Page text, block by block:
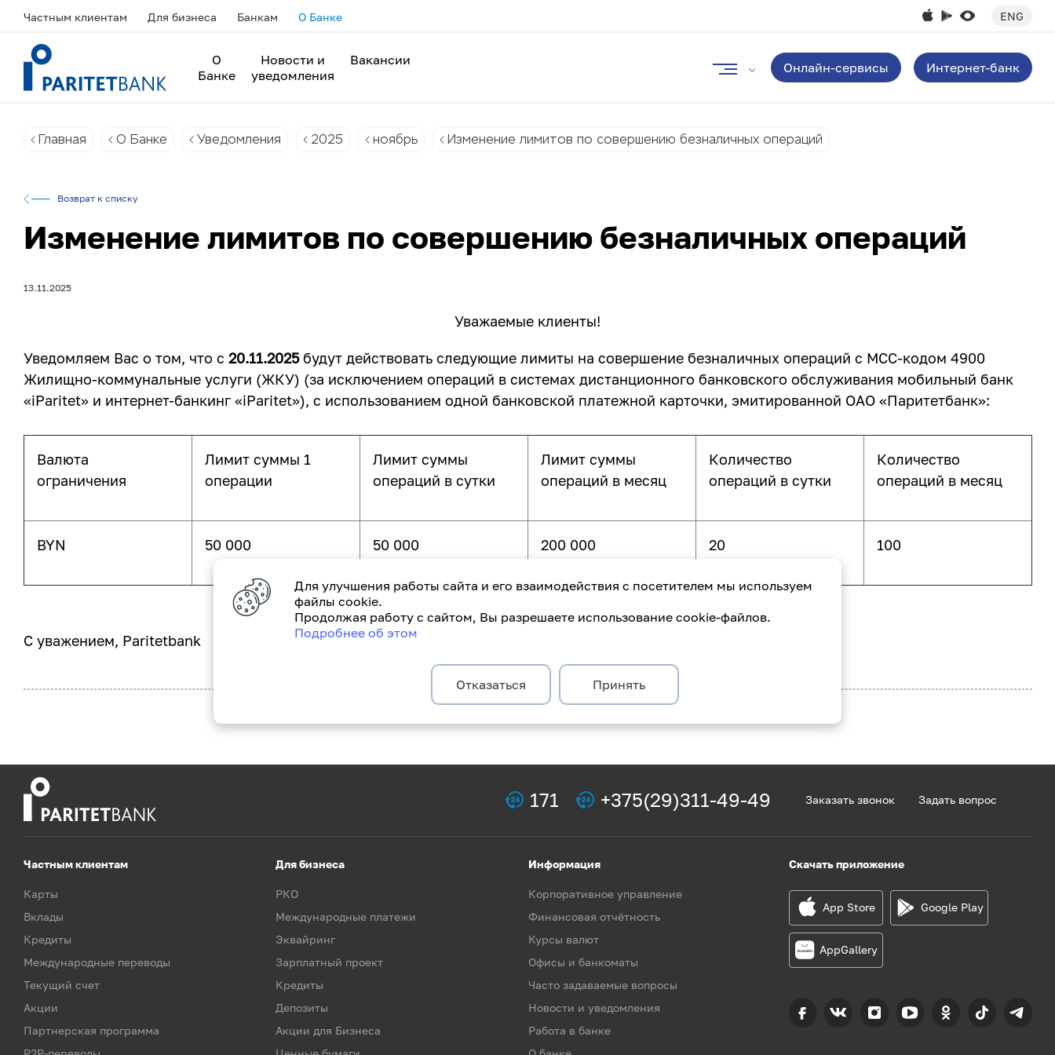
Частным клиентам Для бизнеса Банкам О Банке ENG
О
Банке
Новости и
уведомления
Вакансии Онлайн-сервисы Интернет-банк
Главная О Банке Уведомления 2025 ноябрь Изменение лимитов по совершению безналичных операций
Возврат к списку
Изменение лимитов по совершению безналичных операций
13.11.2025
Уважаемые клиенты!
Уведомляем Вас о том, что с 20.11.2025будут действовать следующие лимиты на совершение безналичных операций с МСС-кодом 4900
Жилищно-коммунальные услуги (ЖКУ) (за исключением операций в системах дистанционного банковского обслуживания мобильный банк
«iParitet» и интернет-банкинг «iParitet»), с использованием одной банковской платежной карточки, эмитированной ОАО «Паритетбанк»:
Валюта
ограничения
Лимит суммы 1
операции
Лимит суммы
операций в сутки
Лимит суммы
операций в месяц
Количество
операций в сутки
Количество
операций в месяц
BYN 50 000 50 000 200 000 20 100
С уважением, Paritetbank
171 +375(29)311-49-49 Заказать звонок Задать вопрос
Частным клиентам
Карты
Вклады
Кредиты
Международные переводы
Текущий счет
Акции
Партнерская программа
Для бизнеса
РКО
Международные платежи
Эквайринг
Зарплатный проект
Кредиты
Депозиты
Акции для Бизнеса
Информация
Корпоративное управление
Финансовая отчётность
Курсы валют
Офисы и банкоматы
Часто задаваемые вопросы
Новости и уведомления
Работа в банке
Скачать приложение
App Store Google Play
AppGallery
Для улучшения работы сайта и его взаимодействия с посетителем мы используем
файлы cookie.
Продолжая работу с сайтом, Вы разрешаете использование cookie-файлов.
Подробнее об этом
Отказаться Принять